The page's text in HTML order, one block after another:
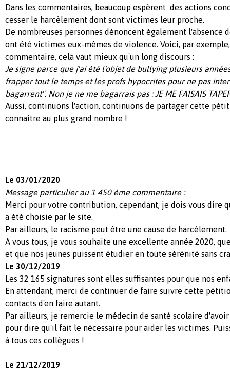
Dans les commentaires, beaucoup espèrent des actions
cesser le harcèlement dont sont victimes leur proche.
De nombreuses personnes dénoncent également l'absence
ont été victimes eux-mêmes de violence. Voici, par
commentaire, cela vaut mieux qu'un long discours :
Je signe parce que j'ai été l'objet de bullying plusieurs
frapper tout le temps et les profs hypocrites pour ne pas
bagarrent". Non je ne me bagarrais pas : JE ME FAISAIS
Aussi, continuons l'action, continuons de partager cette
connaître au plus grand nombre !
Le 03/01/2020
Message particulier au 1 450 ème commentaire :
Merci pour votre contribution, cependant, je dois vous dire
a été choisie par le site.
Par ailleurs, le racisme peut être une cause de harcèlement.
A vous tous, je vous souhaite une excellente année 2020,
et que nos jeunes puissent étudier en toute sérénité sans
Le 30/12/2019
Les 32 165 signatures sont elles suffisantes pour que nos
En attendant, merci de continuer de faire suivre cette
contacts d'en faire autant.
Par ailleurs, je remercie le médecin de santé scolaire
pour dire qu'il fait le nécessaire pour aider les victimes.
à tous ces collègues !
Le 21/12/2019